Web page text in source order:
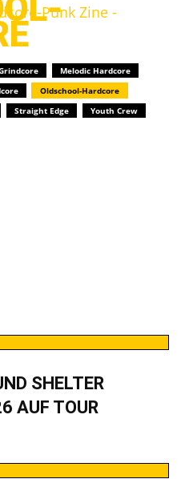
Melodic Hardcore
Oldschool-Hardcore
Straight Edge Youth Crew
SHELTER
AUF TOUR